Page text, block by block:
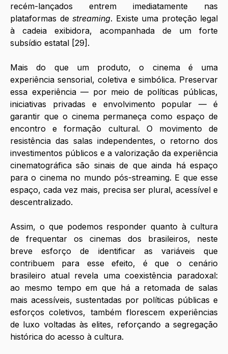
recém-lançados entrem imediatamente nas
plataformas de streaming. Existe uma proteção legal
à cadeia exibidora, acompanhada de um forte
subsídio estatal [29].
Mais do que um produto, o cinema é uma
experiência sensorial, coletiva e simbólica. Preservar
essa experiência — por meio de políticas públicas,
iniciativas privadas e envolvimento popular — é
garantir que o cinema permaneça como espaço de
encontro e formação cultural. O movimento de
resistência das salas independentes, o retorno dos
investimentos públicos e a valorização da experiência
cinematográfica são sinais de que ainda há espaço
para o cinema no mundo pós-streaming. E que esse
espaço, cada vez mais, precisa ser plural, acessível e
descentralizado.
Assim, o que podemos responder quanto à cultura
de frequentar os cinemas dos brasileiros, neste
breve esforço de identificar as variáveis que
contribuem para esse efeito, é que o cenário
brasileiro atual revela uma coexistência paradoxal:
ao mesmo tempo em que há a retomada de salas
mais acessíveis, sustentadas por políticas públicas e
esforços coletivos, também florescem experiências
de luxo voltadas às elites, reforçando a segregação
histórica do acesso à cultura.